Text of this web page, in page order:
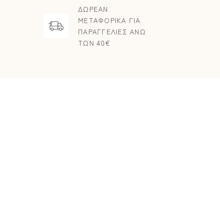
ΔΩΡΕΑΝ
ΜΕΤΑΦΟΡΙΚΑ ΓΙΑ
ΠΑΡΑΓΓΕΛΙΕΣ ΑΝΩ
ΤΩΝ 40€